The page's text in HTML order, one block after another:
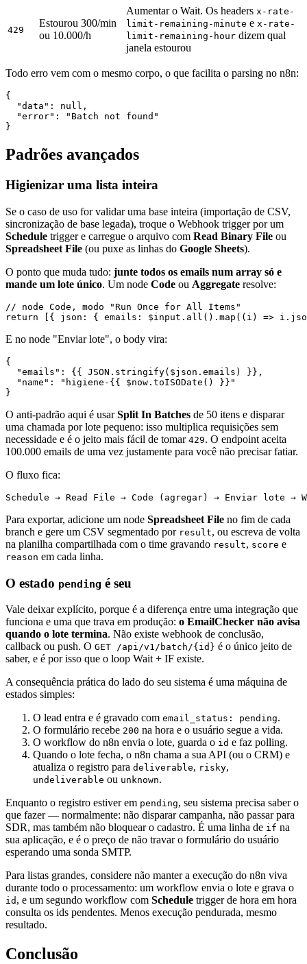
429
Estourou 300/min
ou 10.000/h
Aumentar o Wait. Os headers x-rate-
limit-remaining-minute e x-rate-
limit-remaining-hour dizem qual
janela estourou
Todo erro vem com o mesmo corpo, o que facilita o parsing no n8n:
{
  "data": null,
  "error": "Batch not found"
Padrões avançados
Higienizar uma lista inteira
Se o caso de uso for validar uma base inteira (importação de CSV,
sincronização de base legada), troque o Webhook trigger por um
Schedule trigger e carregue o arquivo com Read Binary File ou
Spreadsheet File (ou puxe as linhas do Google Sheets).
O ponto que muda tudo: junte todos os emails num array só e
mande um lote único. Um node Code ou Aggregate resolve:
// node Code, modo "Run Once for All Items"
E no node "Enviar lote", o body vira:
{
  "emails": {{ JSON.stringify($json.emails) }},
  "name": "higiene-{{ $now.toISODate() }}"
O anti-padrão aqui é usarSplit In Batches de 50 itens e disparar
uma chamada por lote pequeno: isso multiplica requisições sem
necessidade e é o jeito mais fácil de tomar 429. O endpoint aceita
100.000 emails de uma vez justamente para você não precisar fatiar.
O fluxo fica:
Para exportar, adicione um node Spreadsheet File no fim de cada
branch e gere um CSV segmentado por result, ou escreva de volta
na planilha compartilhada com o time gravando result, score e
reason em cada linha.
O estado pending é seu
Vale deixar explícito, porque é a diferença entre uma integração que
funciona e uma que trava em produção: o EmailChecker não avisa
quando o lote termina. Não existe webhook de conclusão,
callback ou push. O GET /api/v1/batch/{id} é o único jeito de
saber, e é por isso que o loop Wait + IF existe.
A consequência prática do lado do seu sistema é uma máquina de
estados simples:
O lead entra e é gravado com email_status: pending.
O formulário recebe 200 na hora e o usuário segue a vida.
O workflow do n8n envia o lote, guarda o id e faz polling.
Quando o lote fecha, o n8n chama a sua API (ou o CRM) e
atualiza o registro para deliverable, risky,
undeliverable ou unknown.
Enquanto o registro estiver em pending, seu sistema precisa saber o
que fazer — normalmente: não disparar campanha, não passar para
SDR, mas também não bloquear o cadastro. É uma linha de if na
sua aplicação, e é o preço de não travar o formulário do usuário
esperando uma sonda SMTP.
Para listas grandes, considere não manter a execução do n8n viva
durante todo o processamento: um workflow envia o lote e grava o
id , e um segundo workflow com Schedule trigger de hora em hora
consulta os ids pendentes. Menos execução pendurada, mesmo
resultado.
Conclusão